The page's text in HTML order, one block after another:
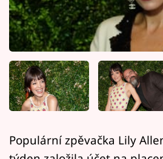
Filmový festival Karlovy
Pořady
Mámy sobě
Populární zpěvačka Lily